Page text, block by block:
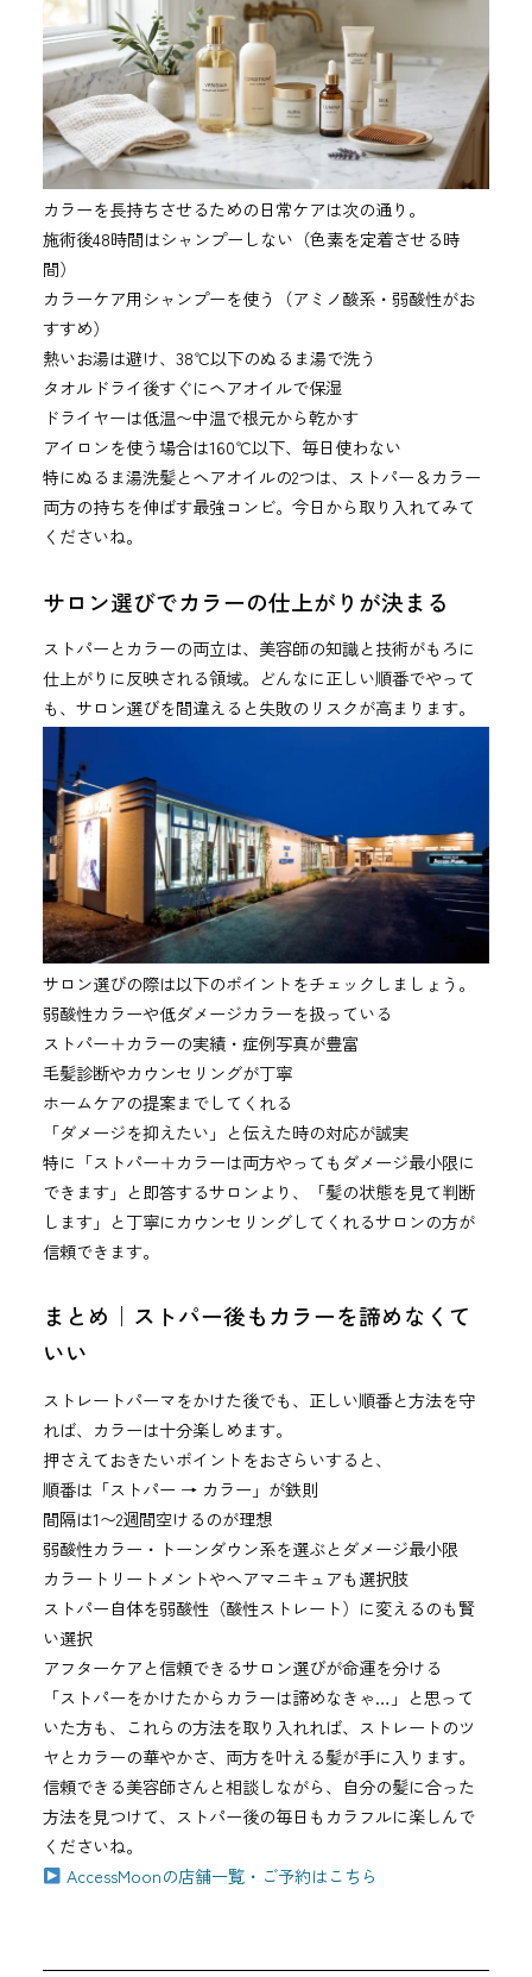
カラーを長持ちさせるための日常ケアは次の通り。
施術後48時間はシャンプーしない（色素を定着させる時
間）
カラーケア用シャンプーを使う（アミノ酸系・弱酸性がお
すすめ）
熱いお湯は避け、38℃以下のぬるま湯で洗う
タオルドライ後すぐにヘアオイルで保湿
ドライヤーは低温〜中温で根元から乾かす
アイロンを使う場合は160℃以下、毎日使わない
特にぬるま湯洗髪とヘアオイルの2つは、ストパー＆カラー
両方の持ちを伸ばす最強コンビ。今日から取り入れてみて
くださいね。
サロン選びでカラーの仕上がりが決まる
ストパーとカラーの両立は、美容師の知識と技術がもろに
仕上がりに反映される領域。どんなに正しい順番でやって
も、サロン選びを間違えると失敗のリスクが高まります。
サロン選びの際は以下のポイントをチェックしましょう。
弱酸性カラーや低ダメージカラーを扱っている
ストパー＋カラーの実績・症例写真が豊富
毛髪診断やカウンセリングが丁寧
ホームケアの提案までしてくれる
「ダメージを抑えたい」と伝えた時の対応が誠実
特に「ストパー＋カラーは両方やってもダメージ最小限に
できます」と即答するサロンより、「髪の状態を見て判断
します」と丁寧にカウンセリングしてくれるサロンの方が
信頼できます。
まとめ｜ストパー後もカラーを諦めなくて
いい
ストレートパーマをかけた後でも、正しい順番と方法を守
れば、カラーは十分楽しめます。
押さえておきたいポイントをおさらいすると、
順番は「ストパー → カラー」が鉄則
間隔は1〜2週間空けるのが理想
弱酸性カラー・トーンダウン系を選ぶとダメージ最小限
カラートリートメントやヘアマニキュアも選択肢
ストパー自体を弱酸性（酸性ストレート）に変えるのも賢
い選択
アフターケアと信頼できるサロン選びが命運を分ける
「ストパーをかけたからカラーは諦めなきゃ…」と思って
いた方も、これらの方法を取り入れれば、ストレートのツ
ヤとカラーの華やかさ、両方を叶える髪が手に入ります。
信頼できる美容師さんと相談しながら、自分の髪に合った
方法を見つけて、ストパー後の毎日もカラフルに楽しんで
くださいね。
AccessMoonの店舗一覧・ご予約はこちら